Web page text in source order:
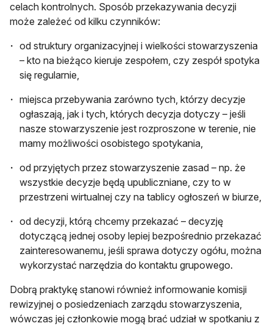
celach kontrolnych. Sposób przekazywania decyzji
może zależeć od kilku czynników:
od struktury organizacyjnej i wielkości stowarzyszenia
– kto na bieżąco kieruje zespołem, czy zespół spotyka
się regularnie,
miejsca przebywania zarówno tych, którzy decyzje
ogłaszają, jak i tych, których decyzja dotyczy – jeśli
nasze stowarzyszenie jest rozproszone w terenie, nie
mamy możliwości osobistego spotykania,
od przyjętych przez stowarzyszenie zasad – np. że
wszystkie decyzje będą upubliczniane, czy to w
przestrzeni wirtualnej czy na tablicy ogłoszeń w biurze,
od decyzji, którą chcemy przekazać – decyzję
dotyczącą jednej osoby lepiej bezpośrednio przekazać
zainteresowanemu, jeśli sprawa dotyczy ogółu, można
wykorzystać narzędzia do kontaktu grupowego.
Dobrą praktykę stanowi również informowanie komisji
rewizyjnej o posiedzeniach zarządu stowarzyszenia,
wówczas jej członkowie mogą brać udział w spotkaniu z